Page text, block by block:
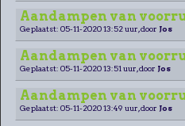
Aandampen van
Geplaatst: 05-11-2020 13:52 uur, door Jos
Aandampen van
Geplaatst: 05-11-2020 13:51 uur, door Jos
Aandampen van
Geplaatst: 05-11-2020 13:49 uur, door Jos